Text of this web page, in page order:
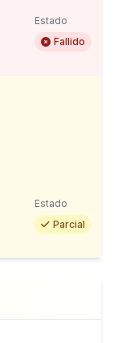
Estado
Fallido
Estado
Parcial